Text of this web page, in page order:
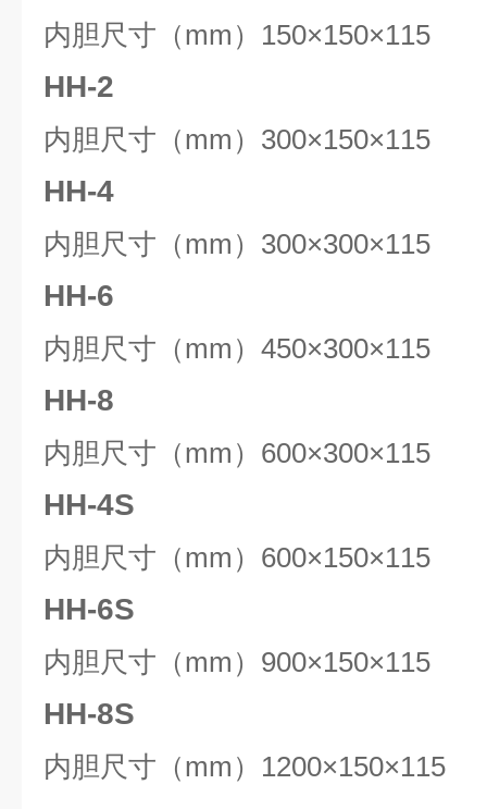
内胆尺寸（mm）150×150×115
HH-2
内胆尺寸（mm）300×150×115
HH-4
内胆尺寸（mm）300×300×115
HH-6
内胆尺寸（mm）450×300×115
HH-8
内胆尺寸（mm）600×300×115
HH-4S
内胆尺寸（mm）600×150×115
HH-6S
内胆尺寸（mm）900×150×115
HH-8S
内胆尺寸（mm）1200×150×115